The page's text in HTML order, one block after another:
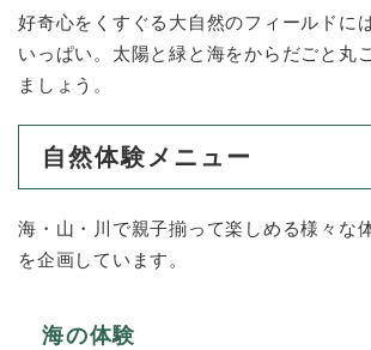
好奇心をくすぐる大自然のフィールドに
いっぱい。太陽と緑と海をからだごと丸
ましょう。
自然体験メニュー
海・山・川で親子揃って楽しめる様々な
を企画しています。
海の体験